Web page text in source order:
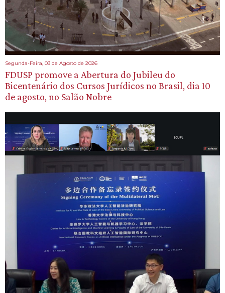
Segunda-Feira, 03 de Agosto de 2026
FDUSP promove a Abertura do Jubileu do
Bicentenário dos Cursos Jurídicos no Brasil, dia 10
de agosto, no Salão Nobre